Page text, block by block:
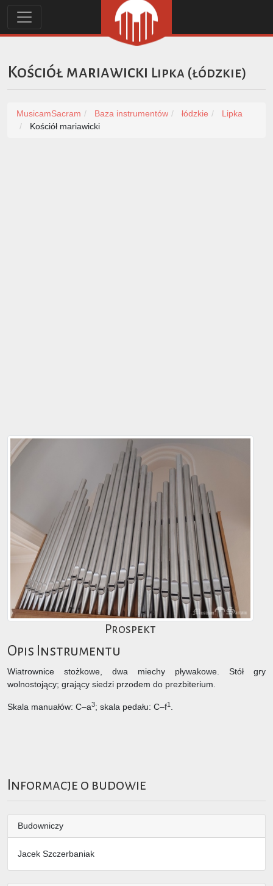
Kościół mariawicki Lipka (łódzkie)
MusicamSacram Baza instrumentów łódzkie
Lipka
Kościół mariawicki
Prospekt
Opis Instrumentu
Wiatrownice stożkowe, dwa miechy pływakowe. Stół gry
wolnostojący; grający siedzi przodem do prezbiterium.
Skala manuałów: C–a3; skala pedału: C–f1
Informacje o budowie
Budowniczy
Jacek Szczerbaniak